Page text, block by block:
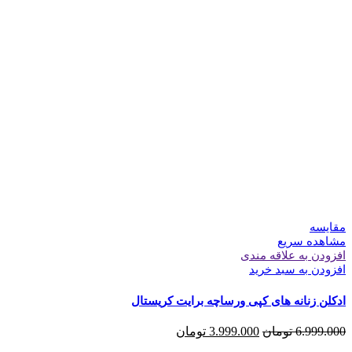
مقایسه
مشاهده سریع
افزودن به علاقه مندی
افزودن به سبد خرید
ادکلن زنانه های کپی ورساچه برایت کریستال
6.999.000 تومان 3.999.000 تومان